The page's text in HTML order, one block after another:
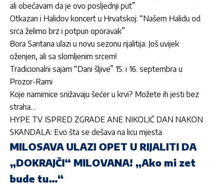
ali obećavam da je ovo posljednji put”
Otkazan i Halidov koncert u Hrvatskoj: “Našem Halidu od
srca želimo brz i potpun oporavak”
Bora Santana ulazi u novu sezonu rijalitija: Još uvijek
oženjen, ali sa slomljenim srcem!
Tradicionalni sajam “Dani šljive” 15. i 16. septembra u
Prozor-Rami
Koje namirnice snižavaju šećer u krvi? Možete ih jesti bez
straha…
HYPE TV ISPRED ZGRADE ANE NIKOLIĆ DAN NAKON
SKANDALA: Evo šta se dešava na licu mjesta
MILOSAVA ULAZI OPET U RIJALITI DA
„DOKRAJČI“ MILOVANA! „Ako mi zet
bude tu…“